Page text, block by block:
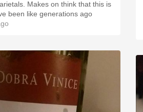
Makes on think that this is
been like generations ago